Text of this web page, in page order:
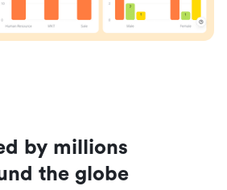
by millions
the globe